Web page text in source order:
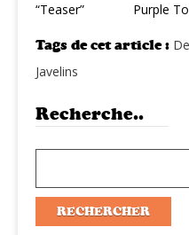
“Teaser”
Purple
Tags de cet article :
Javelins
Recherche..